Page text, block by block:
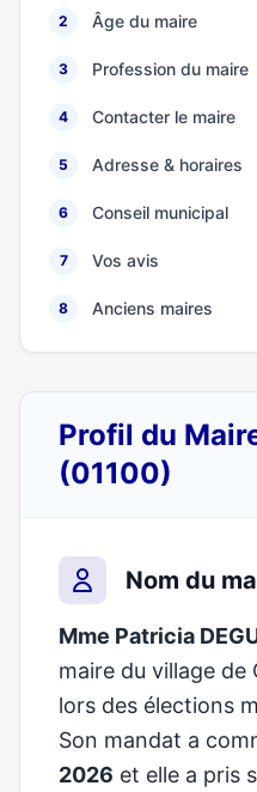
2 Âge du maire
3 Profession du maire
4 Contacter le maire
5 Adresse & horaires
6 Conseil municipal
7 Vos avis
8 Anciens maires
Profil du
(01100)
Nom du
Mme Patricia
maire du village de
lors des élections
Son mandat a
2026 et elle a pris